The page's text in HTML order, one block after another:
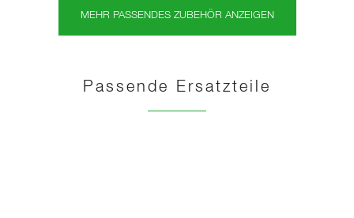
MEHR PASSENDES ZUBEHÖR ANZEIGEN
Passende Ersatzteile